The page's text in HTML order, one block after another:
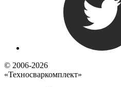
© 2006-2026
«Техносваркомплект»